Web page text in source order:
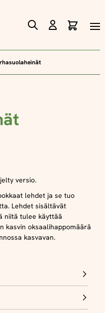
Skip
Content
versio.
lehdet ja se tuo
Lehdet sisältävät
niitä tulee käyttää
kasvin oksaalihappomäärä
kasvavan.